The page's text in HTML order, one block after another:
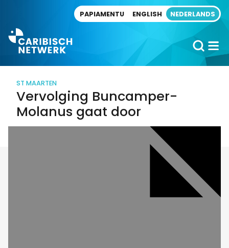
PAPIAMENTU ENGLISH NEDERLANDS
ST MAARTEN
Vervolging Buncamper-
Molanus gaat door